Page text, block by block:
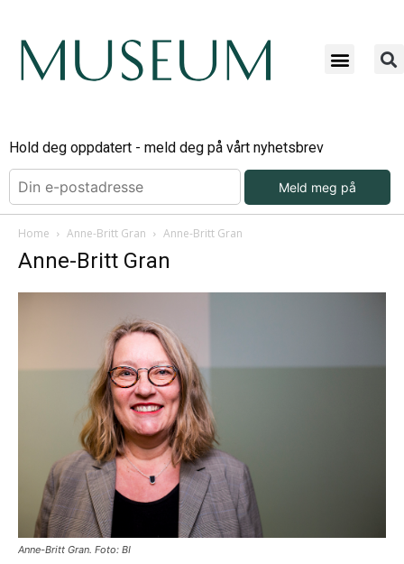
Hold deg oppdatert - meld deg på vårt nyhetsbrev
Meld meg på
Home Anne-Britt Gran Anne-Britt Gran
Anne-Britt Gran
Anne-Britt Gran. Foto: BI